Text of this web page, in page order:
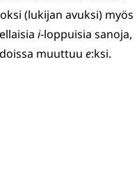
(lukijan avuksi) myös
i-loppuisia sanoja,
muuttuu e:ksi.